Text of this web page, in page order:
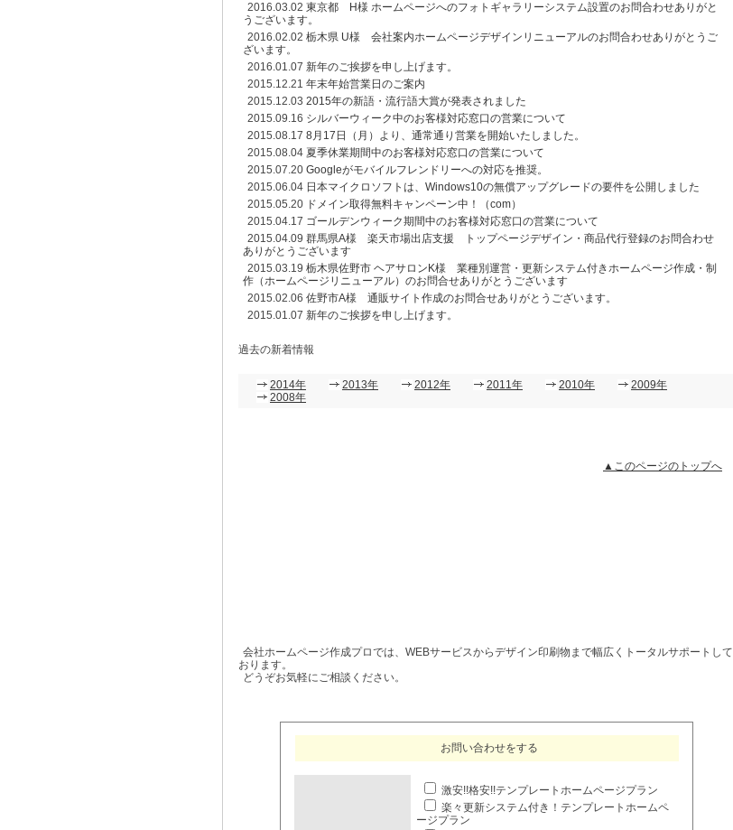
2016.03.02 東京都 H様 ホームページへのフォトギャラリーシステム設置のお問合わせありがと
うございます。
2016.02.02 栃木県 U様 会社案内ホームページデザインリニューアルのお問合わせありがとうご
ざいます。
2016.01.07 新年のご挨拶を申し上げます。
2015.12.21 年末年始営業日のご案内
2015.12.03 2015年の新語・流行語大賞が発表されました
2015.09.16 シルバーウィーク中のお客様対応窓口の営業について
2015.08.17 8月17日（月）より、通常通り営業を開始いたしました。
2015.08.04 夏季休業期間中のお客様対応窓口の営業について
2015.07.20 Googleがモバイルフレンドリーへの対応を推奨。
2015.06.04 日本マイクロソフトは、Windows10の無償アップグレードの要件を公開しました
2015.05.20 ドメイン取得無料キャンペーン中！（com）
2015.04.17 ゴールデンウィーク期間中のお客様対応窓口の営業について
2015.04.09 群馬県A様 楽天市場出店支援 トップページデザイン・商品代行登録のお問合わせ
ありがとうございます
2015.03.19 栃木県佐野市 ヘアサロンK様 業種別運営・更新システム付きホームページ作成・制
作（ホームページリニューアル）のお問合せありがとうございます
2015.02.06 佐野市A様 通販サイト作成のお問合せありがとうございます。
2015.01.07 新年のご挨拶を申し上げます。
過去の新着情報
2014年 2013年 2012年 2011年 2010年
2009年
2008年
▲このページのトップへ
会社ホームページ作成プロでは、WEBサービスからデザイン印刷物まで幅広くトータルサポートして
おります。
どうぞお気軽にご相談ください。
お問い合わせをする
激安!!格安!!テンプレートホームページプラン
楽々更新システム付き！テンプレートホームペ
ージプラン